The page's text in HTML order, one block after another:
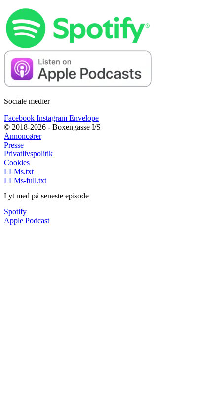
Sociale medier
Facebook Instagram Envelope
© 2018-2026 - Boxengasse I/S
Annoncører
Presse
Privatlivspolitik
Cookies
LLMs.txt
LLMs-full.txt
Lyt med på seneste episode
Spotify
Apple Podcast